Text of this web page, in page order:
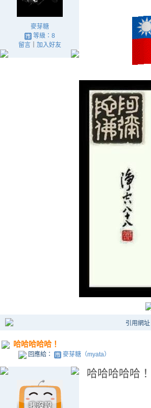
麥芽糖
等級：8
留言｜ 加入好友
引用網
哈哈哈哈哈！
回應給： 麥芽糖（myata）
哈哈哈哈哈